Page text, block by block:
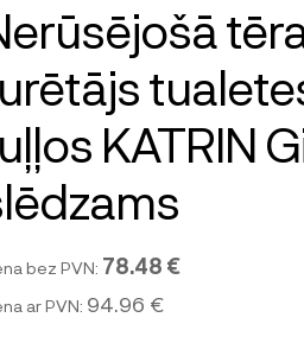
KATRIN
bez PVN: 78.48 €
ar PVN: 94.96 €